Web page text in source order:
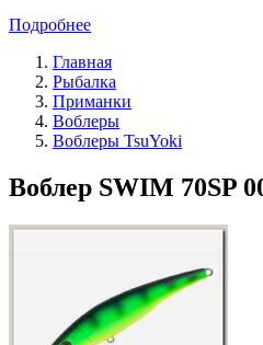
Подробнее
Главная
Рыбалка
Приманки
Воблеры
Воблеры TsuYoki
Воблер SWIM 70SP